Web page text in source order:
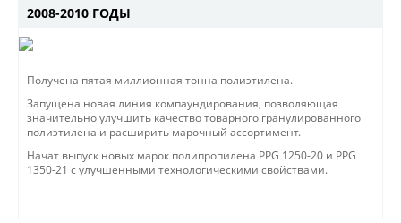
2008-2010 ГОДЫ
Получена пятая миллионная тонна полиэтилена.
Запущена новая линия компаундирования, позволяющая
значительно улучшить качество товарного гранулированного
полиэтилена и расширить марочный ассортимент.
Начат выпуск новых марок полипропилена PPG 1250-20 и PPG
1350-21 c улучшенными технологическими свойствами.